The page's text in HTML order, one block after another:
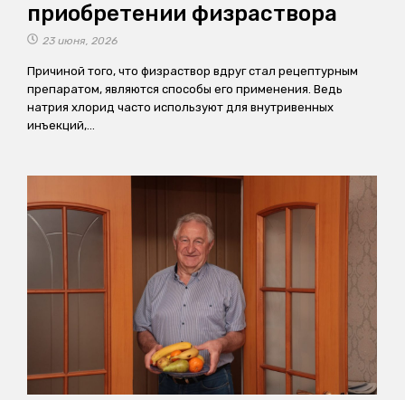
приобретении физраствора
23 июня, 2026
Причиной того, что физраствор вдруг стал рецептурным
препаратом, являются способы его применения. Ведь
натрия хлорид часто используют для внутривенных
инъекций,…